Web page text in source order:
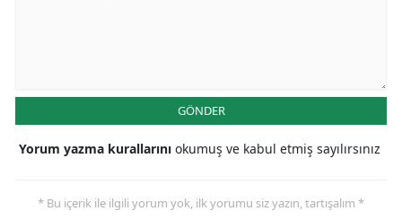
GÖNDER
Yorum yazma kurallarını okumuş ve kabul etmiş sayılırsınız
* Bu içerik ile ilgili yorum yok, ilk yorumu siz yazın, tartışalım *